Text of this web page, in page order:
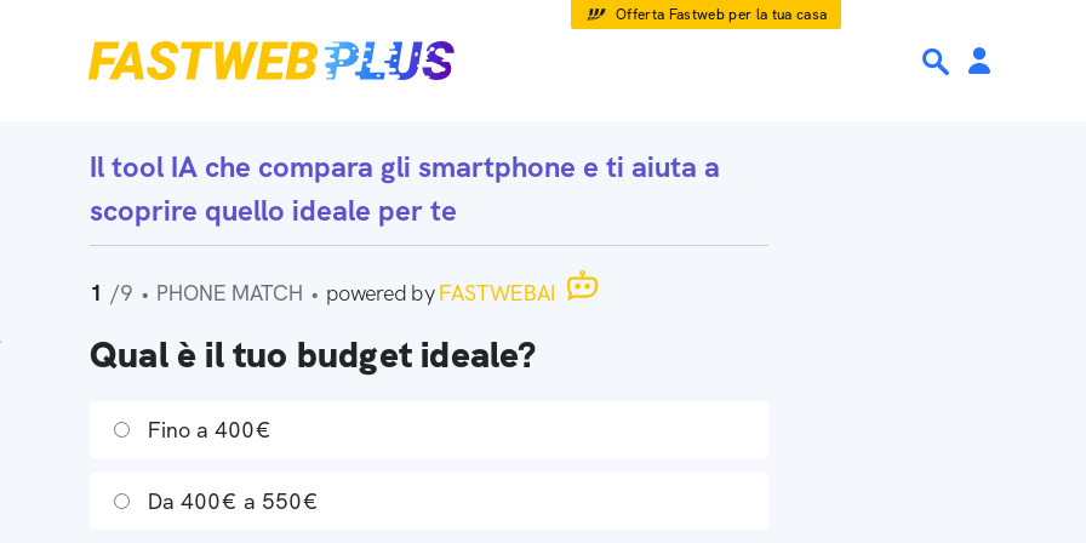
Offerta Fastweb per la tua casa
Il tool IA che compara gli smartphone e ti aiuta a
scoprire quello ideale per te
1 /9 • PHONE MATCH • powered byFASTWEBAI
Qual è il tuo budget ideale?
Fino a 400€
Da 400€ a 550€